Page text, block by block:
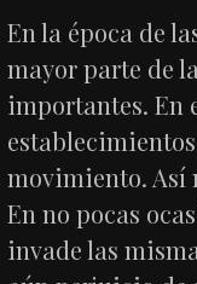
En la época de
mayor parte de
importantes. En
movimiento. Así
En no pocas
invade las